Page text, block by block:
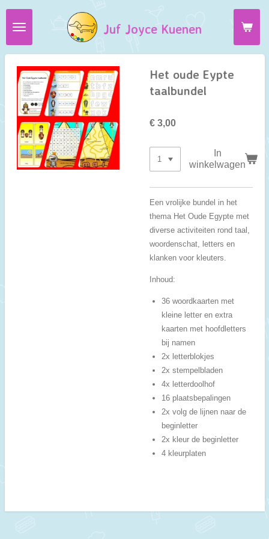
Ga
direct
de
hoofdinhoud
Juf Joyce Kuenen
Het oude Eypte
taalbundel
€ 3,00
In
winkelwagen
Een vrolijke bundel in het
thema Het Oude Egypte met
diverse activiteiten rond taal,
woordenschat, letters en
klanken voor kleuters.
Inhoud:
36 woordkaarten met
kleine letter en extra
kaarten met hoofdletters
bij namen
2x letterblokjes
2x stempelbladen
4x letterdoolhof
16 plaatsbepalingen
2x volg de lijnen naar de
beginletter
2x kleur de beginletter
4 kleurplaten